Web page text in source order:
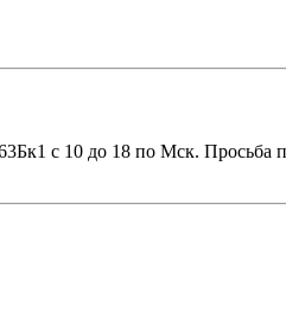
с 10 до 18 по Мск. Просьба